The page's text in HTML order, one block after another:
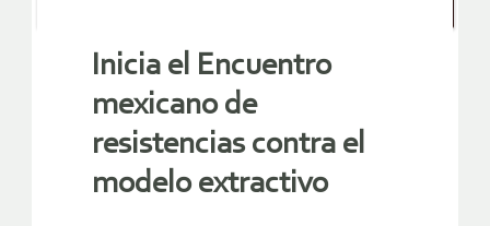
Inicia el Encuentro
mexicano de
resistencias contra el
modelo extractivo